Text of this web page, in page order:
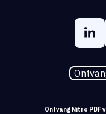
Ontvang Nitro PDF